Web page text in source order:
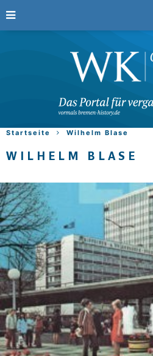
Startseite Wilhelm Blase
WILHELM BLASE